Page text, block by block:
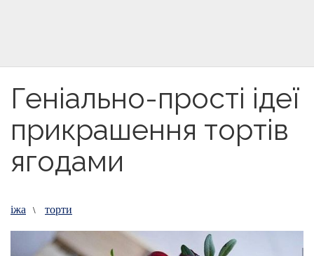
Геніально-прості ідеї
прикрашення тортів
ягодами
іжа \ торти